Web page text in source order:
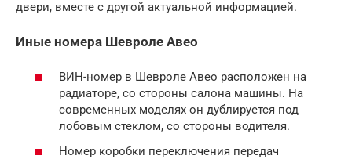
двери, вместе с другой актуальной информацией.
Иные номера Шевроле Авео
ВИН-номер в Шевроле Авео расположен на
радиаторе, со стороны салона машины. На
современных моделях он дублируется под
лобовым стеклом, со стороны водителя.
Номер коробки переключения передач